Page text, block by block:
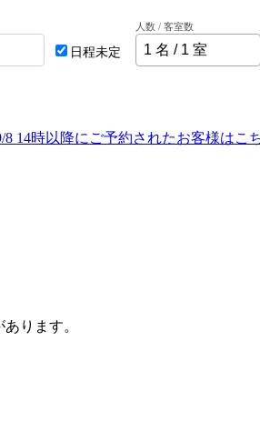
日程未定
人数 / 客室数
8 14時以降にご予約されたお客様はこ
ります。